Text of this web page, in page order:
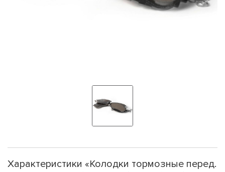
Характеристики «Колодки тормозные перед.